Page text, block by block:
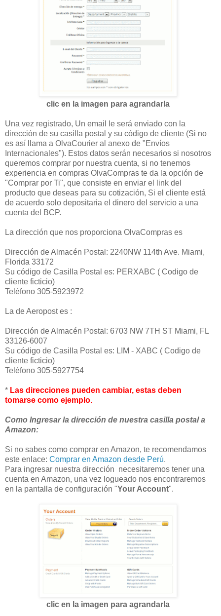
clic en la imagen para agrandarla
Una vez registrado, Un email le será enviado con la
dirección de su casilla postal y su código de cliente (Si no
es así llama a OlvaCourier al anexo de "Envíos
Internacionales"). Estos datos serán necesarios si nosotros
queremos comprar por nuestra cuenta, si no tenemos
experiencia en compras OlvaCompras te da la opción de
"Comprar por Ti", que consiste en enviar el link del
producto que deseas para su cotización, Si el cliente está
de acuerdo solo depositaria el dinero del servicio a una
cuenta del BCP.
La dirección que nos proporciona OlvaCompras es
Dirección de Almacén Postal: 2240NW 114th Ave. Miami,
Florida 33172
Su código de Casilla Postal es: PERXABC ( Codigo de
cliente ficticio)
Teléfono 305-5923972
La de Aeropost es :
Dirección de Almacén Postal: 6703 NW 7TH ST Miami, FL
33126-6007
Su código de Casilla Postal es: LIM - XABC ( Codigo de
cliente ficticio)
Teléfono 305-5927754
* Las direcciones pueden cambiar, estas deben
tomarse como ejemplo.
Como Ingresar la dirección de nuestra casilla postal a
Amazon:
Si no sabes como comprar en Amazon, te recomendamos
este enlace: Comprar en Amazon desde Perú.
Para ingresar nuestra dirección necesitaremos tener una
cuenta en Amazon, una vez logueado nos encontraremos
en la pantalla de configuración "Your Account".
clic en la imagen para agrandarla